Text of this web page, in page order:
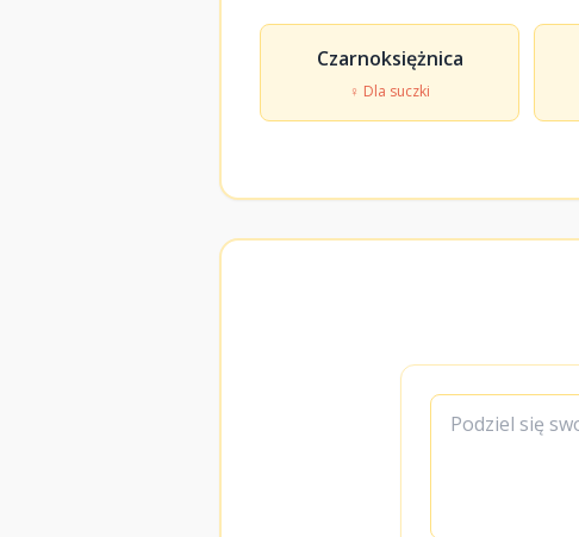
Czarnoksiężnica
♀ Dla suczki